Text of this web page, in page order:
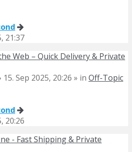
21:37
Web – Quick Delivery & Private
15. Sep 2025, 20:26 » in Off-Topic
20:26
- Fast Shipping & Private